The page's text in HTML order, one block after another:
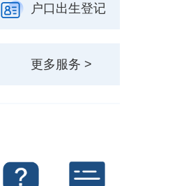
户口出生登记
更多服务 >